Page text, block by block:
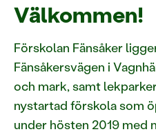
Välkommen!
Förskolan Fänsåker
Fänsåkersvägen i
och mark, samt
nystartad förskola som
under hösten 2019 med